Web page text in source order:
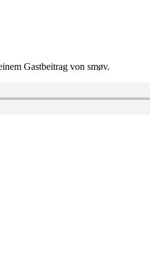
Gastbeitrag von smøv.